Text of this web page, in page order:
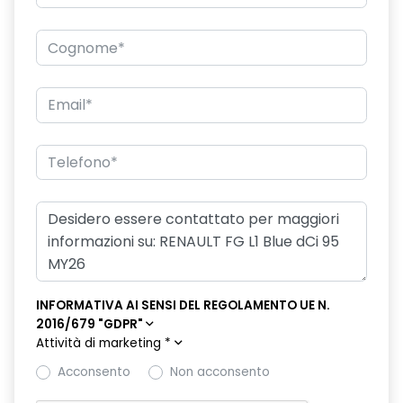
rivestimento base abitacolo in plastica
sistema di controllo della pressione pneumatici indiretto
specchietti esterni asferici, regolabili e autosbrinanti
elettricamente
vano portaoggetti chiuso - lato passeggero
INFORMATIVA AI SENSI DEL REGOLAMENTO UE N.
2016/679 "GDPR"
Attività di marketing *
Acconsento
Non acconsento